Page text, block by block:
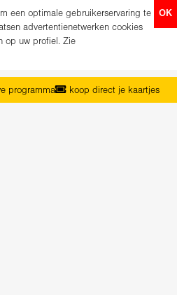
OK
een optimale gebruikerservaring te
advertentienetwerken cookies
op uw profiel. Zie
programma
koop direct je kaartjes
overzicht van Nederland